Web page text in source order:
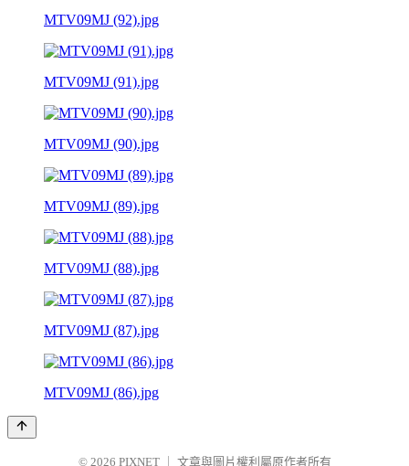
MTV09MJ (92).jpg
MTV09MJ (91).jpg
MTV09MJ (90).jpg
MTV09MJ (89).jpg
MTV09MJ (88).jpg
MTV09MJ (87).jpg
MTV09MJ (86).jpg
© 2026 PIXNET 文章與圖片權利屬原作者所有